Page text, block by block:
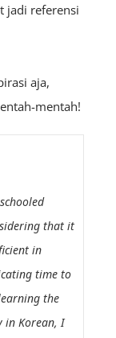
jadi referensi
aja,
mentah!
that it
in
time to
the
in Korean, I